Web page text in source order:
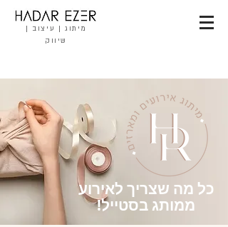
מיתוג | עיצוב |
שיווק
כל מה שצריך לאירוע
ממותג בסטייל!